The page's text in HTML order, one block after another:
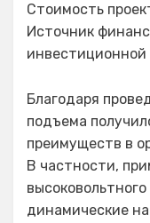
Стоимость
Источник
инвестиционной
Благодаря
подъема
преимуществ в
В частности,
динамические